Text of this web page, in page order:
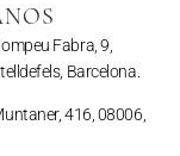
Fabra, 9,
Barcelona.
416, 08006,